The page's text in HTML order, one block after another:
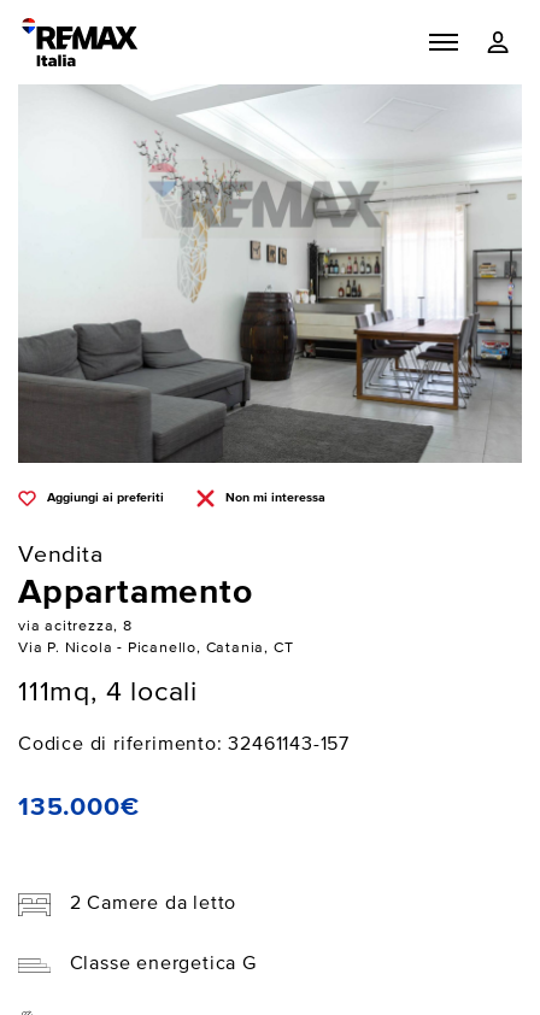
Aggiungi ai preferiti Non mi interessa
Vendita
Appartamento
via acitrezza, 8
Via P. Nicola - Picanello, Catania, CT
111mq, 4 locali
Codice di riferimento: 32461143-157
135.000€
2 Camere da letto
Classe energetica G